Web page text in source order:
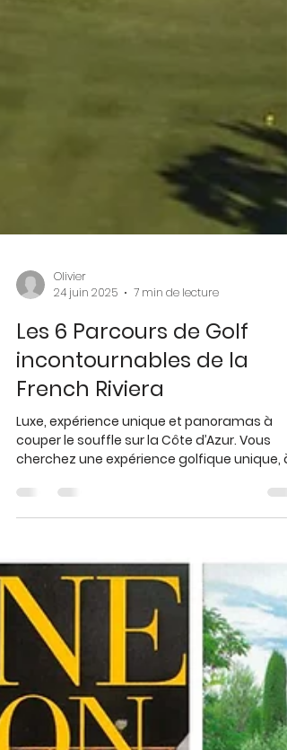
24 juin 2025
7 min de lecture
Les 6 Parcours de Golf
incontournables de la
French Riviera
Luxe, expérience unique et panoramas à
couper le souffle sur la Côte d’Azur. Vous
cherchez une expérience golfique unique, à